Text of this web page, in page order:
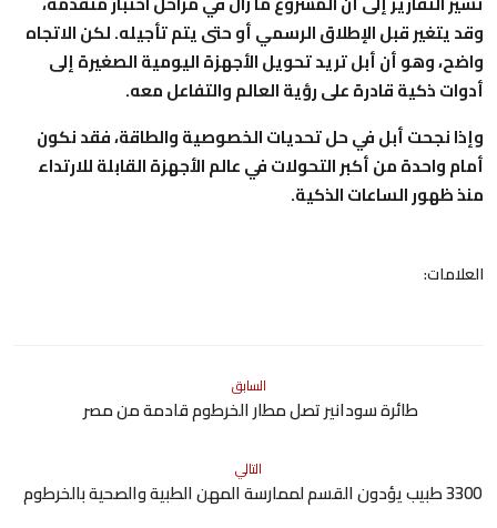
وقد يتغير قبل الإطلاق الرسمي أو حتى يتم تأجيله. لكن الاتجاه
واضح، وهو أن أبل تريد تحويل الأجهزة اليومية الصغيرة إلى
أدوات ذكية قادرة على رؤية العالم والتفاعل معه.
وإذا نجحت أبل في حل تحديات الخصوصية والطاقة، فقد نكون
أمام واحدة من أكبر التحولات في عالم الأجهزة القابلة للارتداء
منذ ظهور الساعات الذكية.
العلامات:
السابق
طائرة سودانير تصل مطار الخرطوم قادمة من مصر
التالي
3300 طبيب يؤدون القسم لممارسة المهن الطبية والصحية بالخرطوم